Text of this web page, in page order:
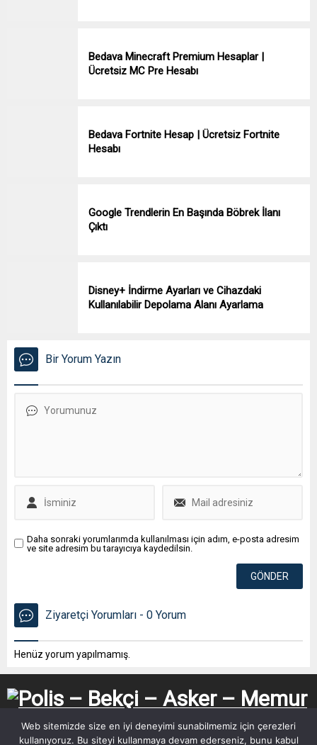
Bedava Minecraft Premium Hesaplar |
Ücretsiz MC Pre Hesabı
Bedava Fortnite Hesap | Ücretsiz Fortnite
Hesabı
Google Trendlerin En Başında Böbrek İlanı
Çıktı
Disney+ İndirme Ayarları ve Cihazdaki
Kullanılabilir Depolama Alanı Ayarlama
Bir Yorum Yazın
Daha sonraki yorumlarımda kullanılması için adım, e-posta adresim
ve site adresim bu tarayıcıya kaydedilsin.
Ziyaretçi Yorumları - 0 Yorum
Henüz yorum yapılmamış.
Web sitemizde size en iyi deneyimi sunabilmemiz için çerezleri
kullanıyoruz. Bu siteyi kullanmaya devam ederseniz, bunu kabul